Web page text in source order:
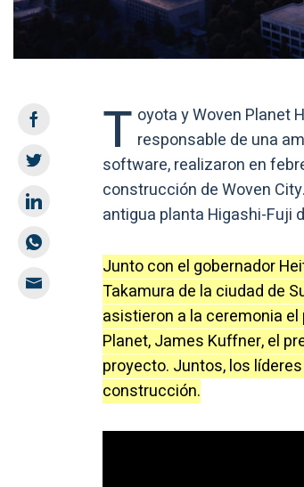
T oyota y Woven Planet
responsable de una
software, realizaron en
construcción de Woven
antigua planta Higashi-Fuji
Junto con el gobernador
Takamura de la ciudad de
asistieron a la ceremonia el
Planet, James Kuffner, el
proyecto. Juntos, los
construcción.